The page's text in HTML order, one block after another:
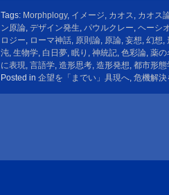
Tags: Morphplogy, イメージ, カオス, カオス
ン原論, デザイン発生, パウルクレー, ヘーシ
ロジー, ローマ神話, 原則論, 原論, 妄想, 幻想,
沌, 生物学, 白日夢, 眠り , 神統記, 色彩論, 薬の
に表現, 言語学, 造形思考, 造形発想, 都市形態
Posted in 企望を「までい」具現へ, 危機解決